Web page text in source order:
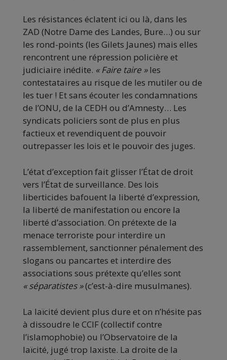
Les résistances éclatent ici ou là, dans les
ZAD (Notre Dame des Landes, Bure…) ou sur
les rond-points (les Gilets Jaunes) mais elles
rencontrent une répression policière et
judiciaire inédite. « Faire taire »les
contestataires au risque de les mutiler ou de
les tuer ! Et sans écouter les condamnations
de l’ONU, de la CEDH ou d’Amnesty… Les
syndicats policiers sont de plus en plus
factieux et revendiquent de pouvoir
outrepasser les lois et le pouvoir des juges.
L’état d’exception fait glisser l’État de droit
vers l’État de surveillance. Des lois
liberticides bafouent la liberté d’expression,
la liberté de manifestation ou encore la
liberté d’association. On prétexte de la
menace terroriste pour interdire un
rassemblement, sanctionner pénalement des
slogans ou pancartes et interdire des
associations sous prétexte qu’elles sont
« séparatistes »(c’est-à-dire musulmanes).
La laïcité devient plus dure et on n’hésite pas
à dissoudre le CCIF (collectif contre
l’islamophobie) ou l’Observatoire de la
laïcité, jugé trop laxiste. La droite de la